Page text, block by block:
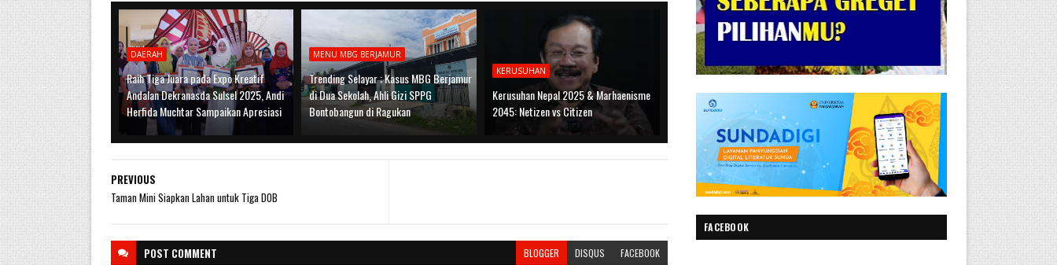
DAERAH
Raih Tiga Juara pada Expo Kreatif
Andalan Dekranasda Sulsel 2025, Andi
Herfida Muchtar Sampaikan Apresiasi
MENU MBG BERJAMUR
Trending Selayar ; Kasus MBG Berjamur
di Dua Sekolah, Ahli Gizi SPPG
Bontobangun di Ragukan
KERUSUHAN
Kerusuhan Nepal 2025 & Marhaenisme
2045: Netizen vs Citizen
PREVIOUS
Taman Mini Siapkan Lahan untuk Tiga DOB
POST COMMENT BLOGGER DISQUS FACEBOOK
FACEBOOK